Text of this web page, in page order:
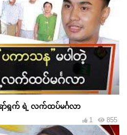
ော်ရွက် ရဲ့ လက်ထပ်မင်္ဂလာ
855
1